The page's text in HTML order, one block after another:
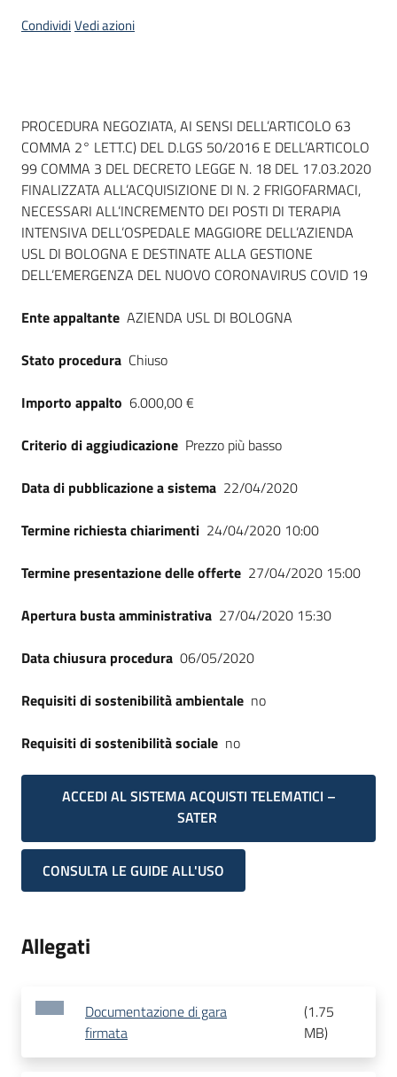
CondividiVedi azioni
Dati del bando
PROCEDURA NEGOZIATA, AI SENSI DELL’ARTICOLO 63
COMMA 2° LETT.C) DEL D.LGS 50/2016 E DELL’ARTICOLO
99 COMMA 3 DEL DECRETO LEGGE N. 18 DEL 17.03.2020
FINALIZZATA ALL’ACQUISIZIONE DI N. 2 FRIGOFARMACI,
NECESSARI ALL’INCREMENTO DEI POSTI DI TERAPIA
INTENSIVA DELL’OSPEDALE MAGGIORE DELL’AZIENDA
USL DI BOLOGNA E DESTINATE ALLA GESTIONE
DELL’EMERGENZA DEL NUOVO CORONAVIRUS COVID 19
Ente appaltante AZIENDA USL DI BOLOGNA
Stato procedura Chiuso
Importo appalto 6.000,00 €
Criterio di aggiudicazione Prezzo più basso
Data di pubblicazione a sistema 22/04/2020
Termine richiesta chiarimenti 24/04/2020 10:00
Termine presentazione delle offerte 27/04/2020 15:00
Apertura busta amministrativa 27/04/2020 15:30
Data chiusura procedura 06/05/2020
Requisiti di sostenibilità ambientale no
Requisiti di sostenibilità sociale no
ACCEDI AL SISTEMA ACQUISTI TELEMATICI –
SATER
CONSULTA LE GUIDE ALL'USO
Allegati
Documentazione di gara
firmata
(1.75
MB)